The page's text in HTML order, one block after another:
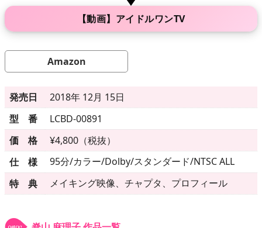
▶更新情報
▶ 個人情報保護について
▶よくあるご質問
▶会社概要
【動画】アイドルワンTV
Amazon
発売日
2018年 12月 15日
型 番
LCBD-00891
価 格
¥4,800（税抜）
仕 様
95分/カラー/Dolby/スタンダード/NTSC ALL
特 典
メイキング映像、チャプタ、プロフィール